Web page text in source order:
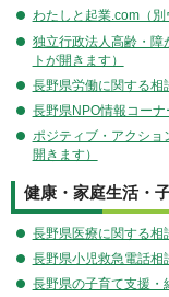
わたしと起業.com（別
独立行政法人高齢・障
トが開きます）
長野県労働に関する相
長野県NPО情報コーナ
ポジティブ・アクショ
開きます）
健康・家庭生活・
長野県医療に関する相
長野県小児救急電話相
長野県の子育て支援・